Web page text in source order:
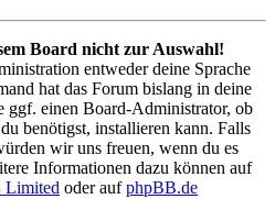
Board nicht zur Auswahl!
entweder deine Sprache
hat das Forum bislang in deine
ggf. einen Board-Administrator, ob
benötigst, installieren kann. Falls
wir uns freuen, wenn du es
Informationen dazu können auf
Limited oder aufphpBB.de